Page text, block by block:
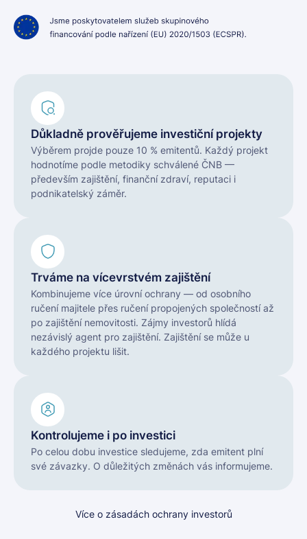
Důkladně prověřujeme investiční projekty
Výběrem projde pouze 10 % emitentů. Každý projekt
hodnotíme podle metodiky schválené ČNB —
především zajištění, finanční zdraví, reputaci i
podnikatelský záměr.
Trváme na vícevrstvém zajištění
Kombinujeme více úrovní ochrany — od osobního
ručení majitele přes ručení propojených společností až
po zajištění nemovitosti. Zájmy investorů hlídá
nezávislý agent pro zajištění. Zajištění se může u
každého projektu lišit.
Kontrolujeme i po investici
Po celou dobu investice sledujeme, zda emitent plní
své závazky. O důležitých změnách vás informujeme.
Více o zásadách ochrany investorů